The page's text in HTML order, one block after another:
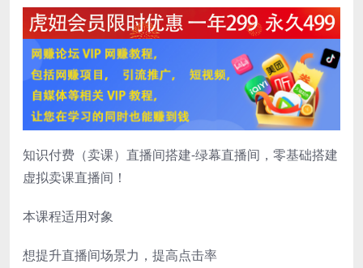
知识付费（卖课）直播间搭建-绿幕直播间，零基础搭建
虚拟卖课直播间！
本课程适用对象
想提升直播间场景力，提高点击率